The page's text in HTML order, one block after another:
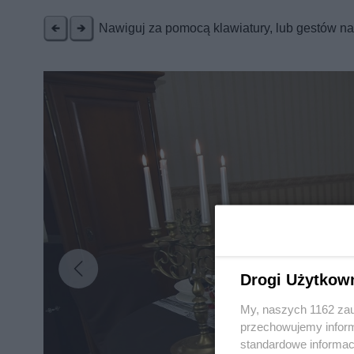
Nawiguj za pomocą klawiatury, lub gestów
Drogi
My, naszych 1162
przechowujemy
standardowe